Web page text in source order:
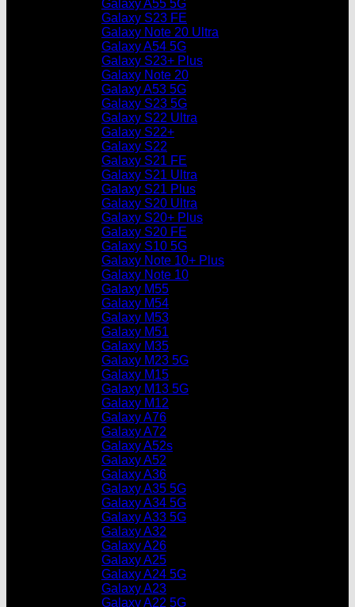
Galaxy A55 5G
Galaxy S23 FE
Galaxy Note 20 Ultra
Galaxy A54 5G
Galaxy S23+ Plus
Galaxy Note 20
Galaxy A53 5G
Galaxy S23 5G
Galaxy S22 Ultra
Galaxy S22+
Galaxy S22
Galaxy S21 FE
Galaxy S21 Ultra
Galaxy S21 Plus
Galaxy S20 Ultra
Galaxy S20+ Plus
Galaxy S20 FE
Galaxy S10 5G
Galaxy Note 10+ Plus
Galaxy Note 10
Galaxy M55
Galaxy M54
Galaxy M53
Galaxy M51
Galaxy M35
Galaxy M23 5G
Galaxy M15
Galaxy M13 5G
Galaxy M12
Galaxy A76
Galaxy A72
Galaxy A52s
Galaxy A52
Galaxy A36
Galaxy A35 5G
Galaxy A34 5G
Galaxy A33 5G
Galaxy A32
Galaxy A26
Galaxy A25
Galaxy A24 5G
Galaxy A23
Galaxy A22 5G